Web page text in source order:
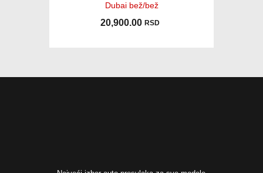
Dubai bež/bež
20,900.00 RSD